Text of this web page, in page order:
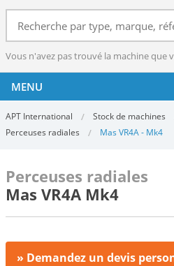
Vous n'avez pas trouvé la machine que
MENU
APT International Stock de machines
Perceuses radiales
Mas VR4A - Mk4
Perceuses radiales
Mas VR4A Mk4
» Demandez un devis